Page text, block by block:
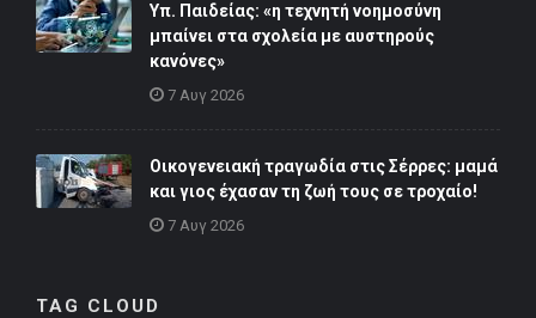
Υπ. Παιδείας: «η τεχνητή νοημοσύνη
μπαίνει στα σχολεία με αυστηρούς
κανόνες»
7 Αυγ 2026
Οικογενειακή τραγωδία στις Σέρρες: μαμά
και γιος έχασαν τη ζωή τους σε τροχαίο!
7 Αυγ 2026
TAG CLOUD